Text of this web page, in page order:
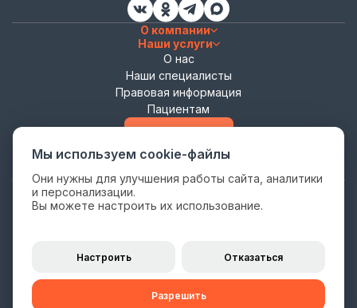
О компании
Наши услуги
О нас
Наши специалисты
Правовая информация
Пациентам
Политика конфиденциальности
Окончательная стоимость услуг определяется Прейскурантом,
являющимся частьюПубличной оферты.
Имеются противопоказания, необходима консультация специалиста
Мы используем cookie-файлы
Они нужны для улучшения работы сайта, аналитики
и персонализации.
Вы можете настроить их использование.
Настроить Отказаться
Разрешить